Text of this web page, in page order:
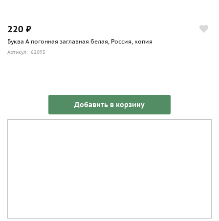
220 ₽
Буква А погонная заглавная белая, Россия, копия
Артикул: 62095
Добавить в корзину